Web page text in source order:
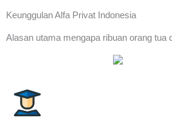
Keunggulan Alfa Privat Indonesia
Alasan utama mengapa ribuan orang